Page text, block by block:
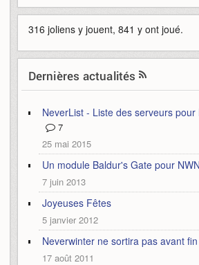
316 joliens y jouent, 841 y ont joué.
Dernières actualités
NeverList - Liste des serveurs pour
7
25 mai 2015
Un module Baldur's Gate pour
7 juin 2013
Joyeuses Fêtes
5 janvier 2012
Neverwinter ne sortira pas avant
17 août 2011